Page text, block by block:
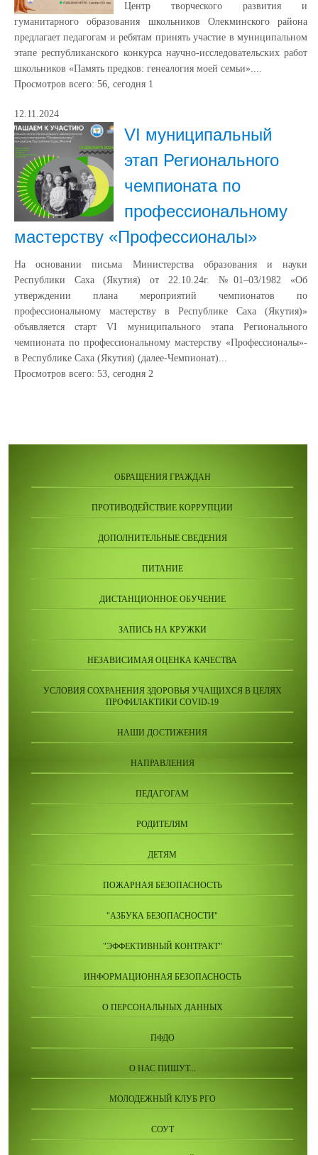
Центр творческого развития и
гуманитарного образования школьников Олекминского района
предлагает педагогам и ребятам принять участие в муниципальном
этапе республиканского конкурса научно-исследовательских работ
школьников «Память предков: генеалогия моей семьи»....
Просмотров всего: 56, сегодня 1
12.11.2024
VI муниципальный
этап Регионального
чемпионата по
профессиональному
мастерству «Профессионалы»
На основании письма Министерства образования и науки
Республики Саха (Якутия) от 22.10.24г. №01–03/1982 «Об
утверждении плана мероприятий чемпионатов по
профессиональному мастерству в Республике Саха (Якутия)»
объявляется старт VI муниципального этапа Регионального
чемпионата по профессиональному мастерству «Профессионалы»-
в Республике Саха (Якутия) (далее-Чемпионат)...
Просмотров всего: 53, сегодня 2
ОБРАЩЕНИЯ ГРАЖДАН
ПРОТИВОДЕЙСТВИЕ КОРРУПЦИИ
ДОПОЛНИТЕЛЬНЫЕ СВЕДЕНИЯ
ПИТАНИЕ
ДИСТАНЦИОННОЕ ОБУЧЕНИЕ
ЗАПИСЬ НА КРУЖКИ
НЕЗАВИСИМАЯ ОЦЕНКА КАЧЕСТВА
УСЛОВИЯ СОХРАНЕНИЯ ЗДОРОВЬЯ УЧАЩИХСЯ В ЦЕЛЯХ
ПРОФИЛАКТИКИ COVID-19
НАШИ ДОСТИЖЕНИЯ
НАПРАВЛЕНИЯ
ПЕДАГОГАМ
РОДИТЕЛЯМ
ДЕТЯМ
ПОЖАРНАЯ БЕЗОПАСНОСТЬ
"АЗБУКА БЕЗОПАСНОСТИ"
"ЭФФЕКТИВНЫЙ КОНТРАКТ"
ИНФОРМАЦИОННАЯ БЕЗОПАСНОСТЬ
О ПЕРСОНАЛЬНЫХ ДАННЫХ
ПФДО
О НАС ПИШУТ...
МОЛОДЕЖНЫЙ КЛУБ РГО
СОУТ